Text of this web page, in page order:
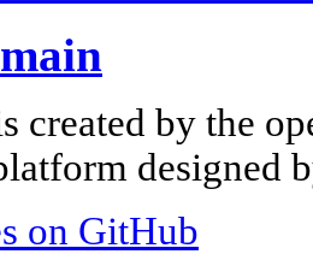
created by the
designed
on GitHub